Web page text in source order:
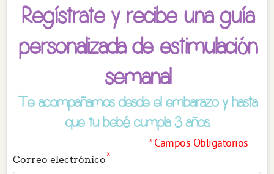
Regístrate y recibe una guía
personalizada de estimulación
semanal
Te acompañamos desde el embarazo y hasta
que tu bebé cumpla 3 años.
* Campos Obligatorios
Correo electrónico*